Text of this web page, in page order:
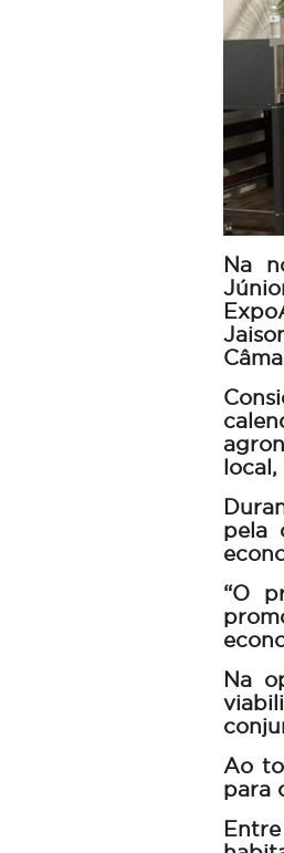
Na
pela
“O
Na
Ao
para